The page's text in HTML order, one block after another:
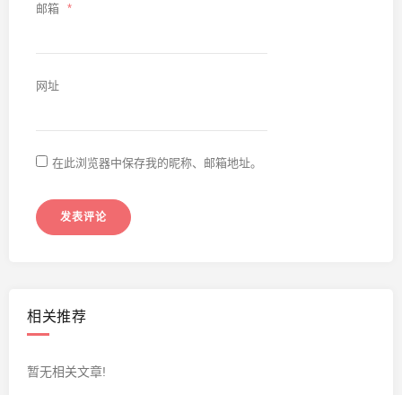
邮箱 *
网址
在此浏览器中保存我的昵称、邮箱地址。
相关推荐
暂无相关文章!